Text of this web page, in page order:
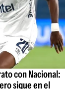
con Nacional:
sigue en el